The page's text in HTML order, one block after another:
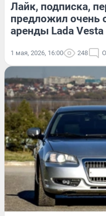
Лайк, подписка,
предложил очень
аренды Lada Vesta
1 мая, 2026, 16:00 248